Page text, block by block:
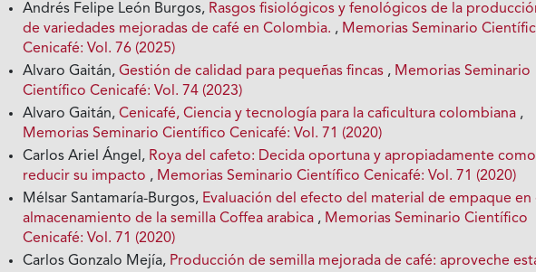
Andrés Felipe León Burgos, Rasgos fisiológicos y fenológicos de la
de variedades mejoradas de café en Colombia. , Memorias Seminario
Cenicafé: Vol. 76 (2025)
Alvaro Gaitán,Gestión de calidad para pequeñas fincas , Memorias Seminario
Científico Cenicafé: Vol. 74 (2023)
Alvaro Gaitán,Cenicafé, Ciencia y tecnología para la caficultura colombiana ,
Memorias Seminario Científico Cenicafé: Vol. 71 (2020)
Carlos Ariel Ángel, Roya del cafeto: Decida oportuna y apropiadamente como
reducir su impacto , Memorias Seminario Científico Cenicafé: Vol. 71 (2020)
Mélsar Santamaría-Burgos, Evaluación del efecto del material de empaque en
almacenamiento de la semilla Coffea arabica , Memorias Seminario Científico
Cenicafé: Vol. 71 (2020)
Carlos Gonzalo Mejía, Producción de semilla mejorada de café: aproveche